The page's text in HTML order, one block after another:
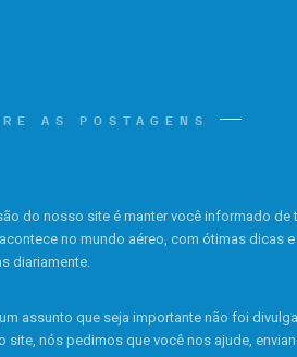
AS POSTAGENS
do nosso site é manter você informado de
no mundo aéreo, com ótimas dicas e
diariamente.
assunto que seja importante não foi
site, nós pedimos que você nos ajude,